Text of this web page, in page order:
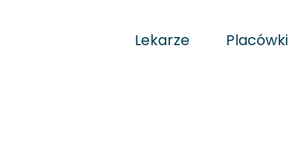
Lekarze Placówki